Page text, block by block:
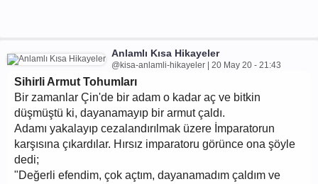
Anlamlı Kısa Hikayeler
@kisa-anlamli-hikayeler | 20 May 20 - 21:43
Sihirli Armut Tohumları
Bir zamanlar Çin'de bir adam o kadar aç ve bitkin
düşmüştü ki, dayanamayıp bir armut çaldı.
Adamı yakalayıp cezalandırılmak üzere İmparatorun
karşısına çıkardılar. Hırsız imparatoru görünce ona şöyle
dedi;
"Değerli efendim, çok açtım, dayanamadım çaldım ve